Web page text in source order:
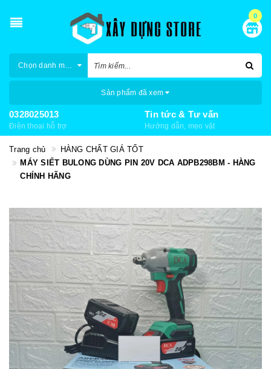
0
Chọn danh mục
Sản phẩm đã xem
0328025013
Điện thoại hỗ trợ
Tin tức & Tư vấn
Hướng dẫn, mẹo vặt
Trang chủ
HÀNG CHẤT GIÁ TỐT
MÁY SIẾT BULONG DÙNG PIN 20V DCA ADPB298BM - HÀNG
CHÍNH HÃNG